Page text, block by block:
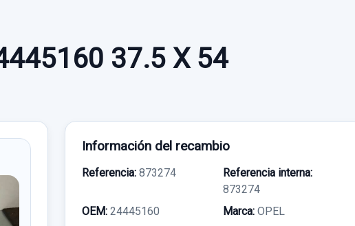
37.5 X 54
Información del recambio
Referencia: 873274
Referencia interna:
873274
OEM: 24445160 Marca: OPEL